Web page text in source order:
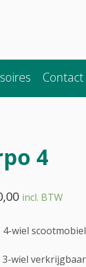
Contact
4
incl. BTW
4-wiel scootmobiel
3-wiel verkrijgbaar